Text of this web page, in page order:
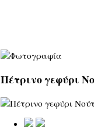
Πέτρινο γεφύρι